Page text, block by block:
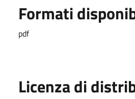
Formati
pdf
Licenza di